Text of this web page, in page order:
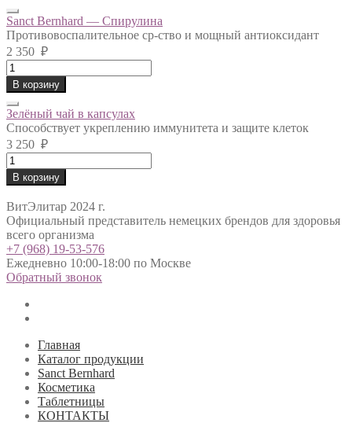
Sanct Bernhard — Спирулина
Противовоспалительное ср-ство и мощный антиоксидант
2 350 ₽
Sanct
Bernhard
-
Спирулина
quantity
В корзину
Зелёный чай в капсулах
Способствует укреплению иммунитета и защите клеток
3 250 ₽
Зелёный
чай
в
капсулах
quantity
В корзину
ВитЭлитар 2024 г.
Официальный представитель немецких брендов для здоровья
всего организма
+7 (968) 19-53-576
Ежедневно 10:00-18:00 по Москве
Обратный звонок
Главная
Каталог продукции
Sanct Bernhard
Косметика
Таблетницы
КОНТАКТЫ